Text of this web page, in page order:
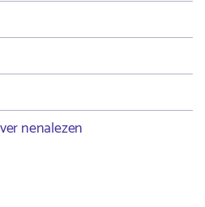
nenalezen